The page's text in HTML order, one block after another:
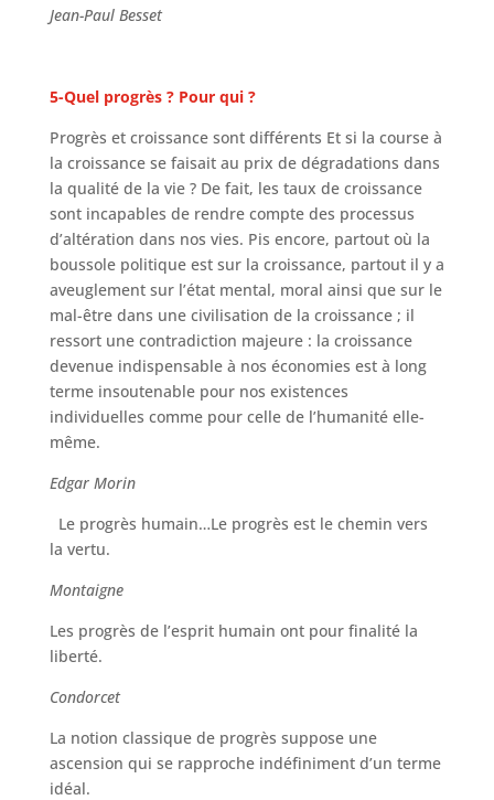
Jean-Paul Besset
5-Quel progrès ? Pour qui ?
Progrès et croissance sont différents Et si la course à
la croissance se faisait au prix de dégradations dans
la qualité de la vie ? De fait, les taux de croissance
sont incapables de rendre compte des processus
d’altération dans nos vies. Pis encore, partout où la
boussole politique est sur la croissance, partout il y a
aveuglement sur l’état mental, moral ainsi que sur le
mal-être dans une civilisation de la croissance ; il
ressort une contradiction majeure : la croissance
devenue indispensable à nos économies est à long
terme insoutenable pour nos existences
individuelles comme pour celle de l’humanité elle-
même.
Edgar Morin
Le progrès humain…Le progrès est le chemin vers
la vertu.
Montaigne
Les progrès de l’esprit humain ont pour finalité la
liberté.
Condorcet
La notion classique de progrès suppose une
ascension qui se rapproche indéfiniment d’un terme
idéal.